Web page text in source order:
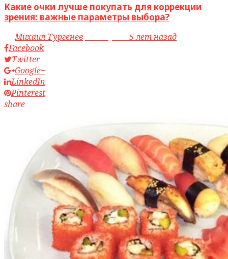
Какие очки лучше покупать для коррекции
зрения: важные параметры выбора?
byМихаил Тургенев
5 лет назад
Facebook
Twitter
Google+
LinkedIn
Pinterest
share